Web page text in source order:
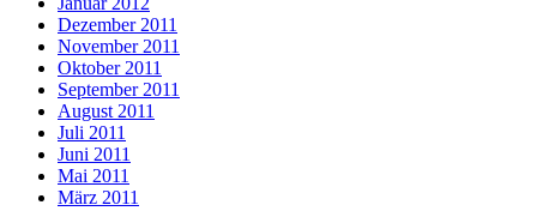
Dezember 2011
November 2011
Oktober 2011
September 2011
August 2011
Juli 2011
Juni 2011
Mai 2011
März 2011